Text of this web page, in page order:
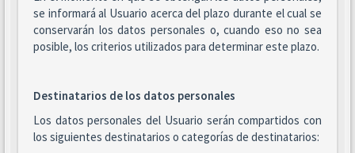
se informará al Usuario acerca del plazo durante el cual se
conservarán los datos personales o, cuando eso no sea
posible, los criterios utilizados para determinar este plazo.
Destinatarios de los datos personales
Los datos personales del Usuario serán compartidos con
los siguientes destinatarios o categorías de destinatarios: